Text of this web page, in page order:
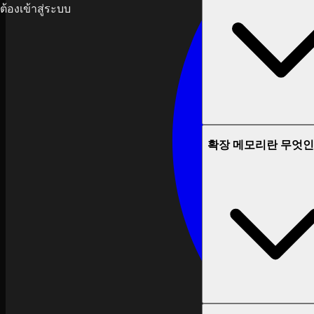
ต้องเข้าสู่ระบบ
확장 메모리란 무엇